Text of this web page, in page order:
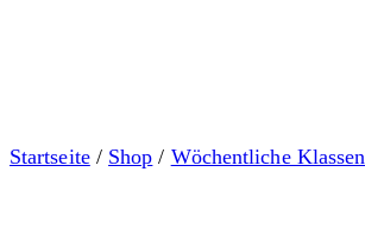
Startseite/ Shop / Wöchentliche Klassen